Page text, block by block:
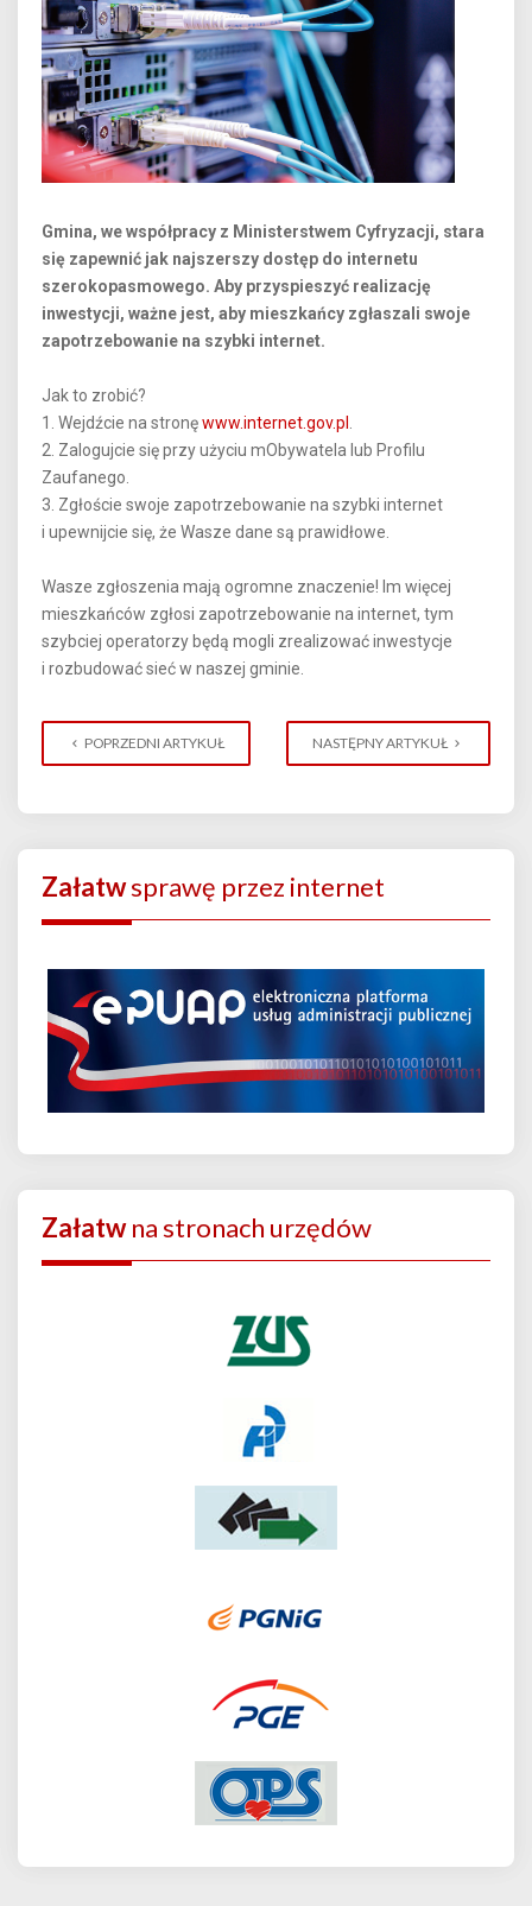
Gmina, we współpracy z Ministerstwem Cyfryzacji, stara
się zapewnić jak najszerszy dostęp do internetu
szerokopasmowego. Aby przyspieszyć realizację
inwestycji, ważne jest, aby mieszkańcy zgłaszali swoje
zapotrzebowanie na szybki internet.
Jak to zrobić?
1. Wejdźcie na stronęwww.internet.gov.pl
2. Zalogujcie się przy użyciu mObywatela lub Profilu
Zaufanego.
3. Zgłoście swoje zapotrzebowanie na szybki internet
i upewnijcie się, że Wasze dane są prawidłowe.
Wasze zgłoszenia mają ogromne znaczenie! Im więcej
mieszkańców zgłosi zapotrzebowanie na internet, tym
szybciej operatorzy będą mogli zrealizować inwestycje
i rozbudować sieć w naszej gminie.
POPRZEDNI ARTYKUŁ NASTĘPNY ARTYKUŁ
Załatwsprawę przez internet
Załatwna stronach urzędów